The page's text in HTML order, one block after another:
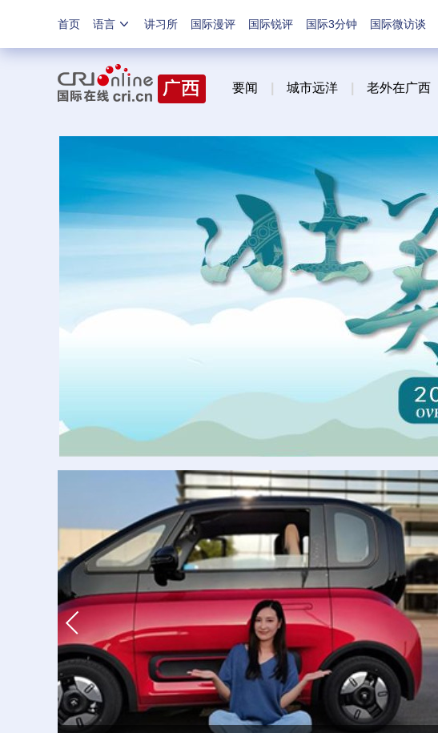
首页 语言 讲习所 国际漫评 国际锐评 国际3分钟 国际微访谈
要闻 城市远洋 老外在广西